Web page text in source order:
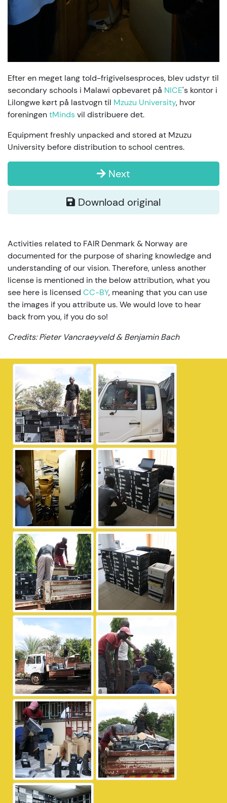
Efter en meget lang told-frigivelsesproces, blev udstyr til
secondary schools i Malawi opbevaret på NICE's kontor i
Lilongwe kørt på lastvogn til Mzuzu University, hvor
foreningentMindsvil distribuere det.
Equipment freshly unpacked and stored at Mzuzu
University before distribution to school centres.
Next
Download original
Activities related to FAIR Denmark & Norway are
documented for the purpose of sharing knowledge and
understanding of our vision. Therefore, unless another
license is mentioned in the below attribution, what you
see here is licensed CC-BY, meaning that you can use
the images if you attribute us. We would love to hear
back from you, if you do so!
Credits: Pieter Vancraeyveld & Benjamin Bach